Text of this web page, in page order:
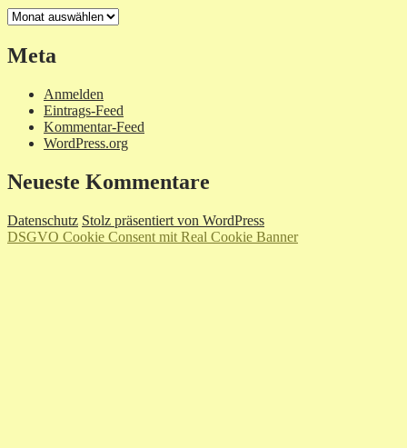
Archiv
Meta
Anmelden
Eintrags-Feed
Kommentar-Feed
WordPress.org
Neueste Kommentare
Datenschutz Stolz präsentiert von WordPress
DSGVO Cookie Consent mit Real Cookie Banner